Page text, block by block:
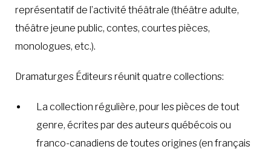
représentatif de l’activité théâtrale (théâtre adulte,
théâtre jeune public, contes, courtes pièces,
monologues, etc.).
Dramaturges Éditeurs réunit quatre collections:
La collection régulière, pour les pièces de tout
genre, écrites par des auteurs québécois ou
franco-canadiens de toutes origines (en français